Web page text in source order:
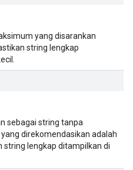
yang disarankan
string lengkap
sebagai string tanpa
direkomendasikan adalah
lengkap ditampilkan di